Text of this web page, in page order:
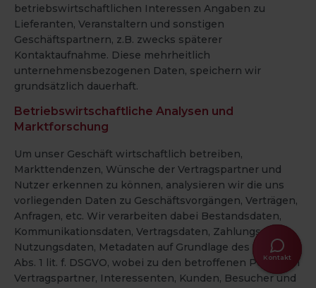
betriebswirtschaftlichen Interessen Angaben zu
Lieferanten, Veranstaltern und sonstigen
Geschäftspartnern, z.B. zwecks späterer
Kontaktaufnahme. Diese mehrheitlich
unternehmensbezogenen Daten, speichern wir
grundsätzlich dauerhaft.
Betriebswirtschaftliche Analysen und
Marktforschung
Um unser Geschäft wirtschaftlich betreiben,
Markttendenzen, Wünsche der Vertragspartner und
Nutzer erkennen zu können, analysieren wir die uns
vorliegenden Daten zu Geschäftsvorgängen, Verträgen,
Anfragen, etc. Wir verarbeiten dabei Bestandsdaten,
Kommunikationsdaten, Vertragsdaten, Zahlungsdaten,
Nutzungsdaten, Metadaten auf Grundlage des Art. 6
Abs. 1 lit. f. DSGVO, wobei zu den betroffenen Personen
Vertragspartner, Interessenten, Kunden, Besucher und
Kontakt
E-Mail
Live-Chat
Ruf uns
an
Anwenden